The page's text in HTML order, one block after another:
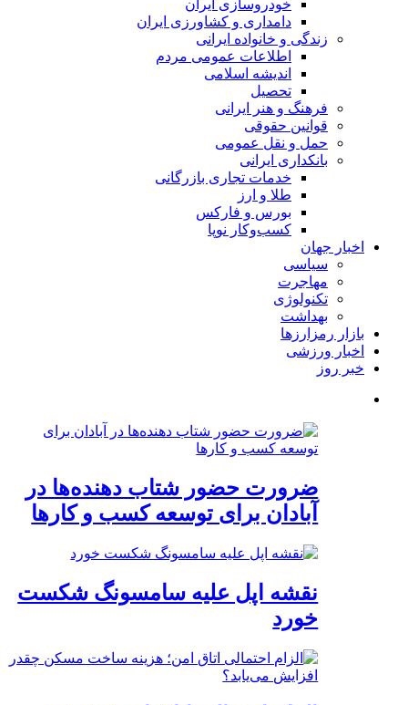
خودروسازی ایران
دامداری و کشاورزی ایران
زندگی و خانواده ایرانی
اطلاعات عمومی مردم
اندیشه اسلامی
تحصیل
فرهنگ و هنر ایرانی
قوانین حقوقی
حمل و نقل عمومی
بانکداری ایرانی
خدمات تجاری بازرگانی
طلا و ارز
بورس و فارکس
کسب‌وکار نوپا
اخبار جهان
سیاسی
مهاجرت
تکنولوژی
بهداشت
بازار رمزارزها
اخبار ورزشی
خبر روز
ضرورت حضور شتاب ‌دهنده‌ها در
آبادان برای توسعه کسب‌ و کارها
نقشه اپل علیه سامسونگ شکست
خورد